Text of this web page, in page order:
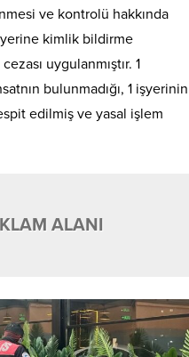
ve kontrolü hakkında
kimlik bildirme
uygulanmıştır. 1
bulunmadığı, 1 işyerinin
edilmiş ve yasal işlem
ALANI